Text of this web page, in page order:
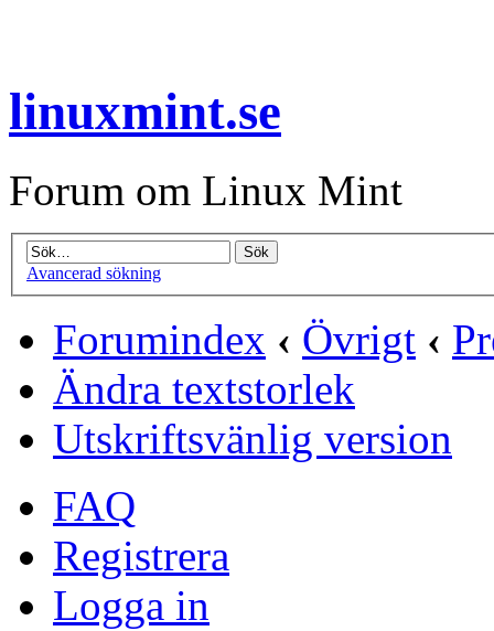
linuxmint.se
Forum om Linux Mint
Avancerad sökning
Forumindex ‹ Övrigt ‹
Ändra textstorlek
Utskriftsvänlig version
FAQ
Registrera
Logga in